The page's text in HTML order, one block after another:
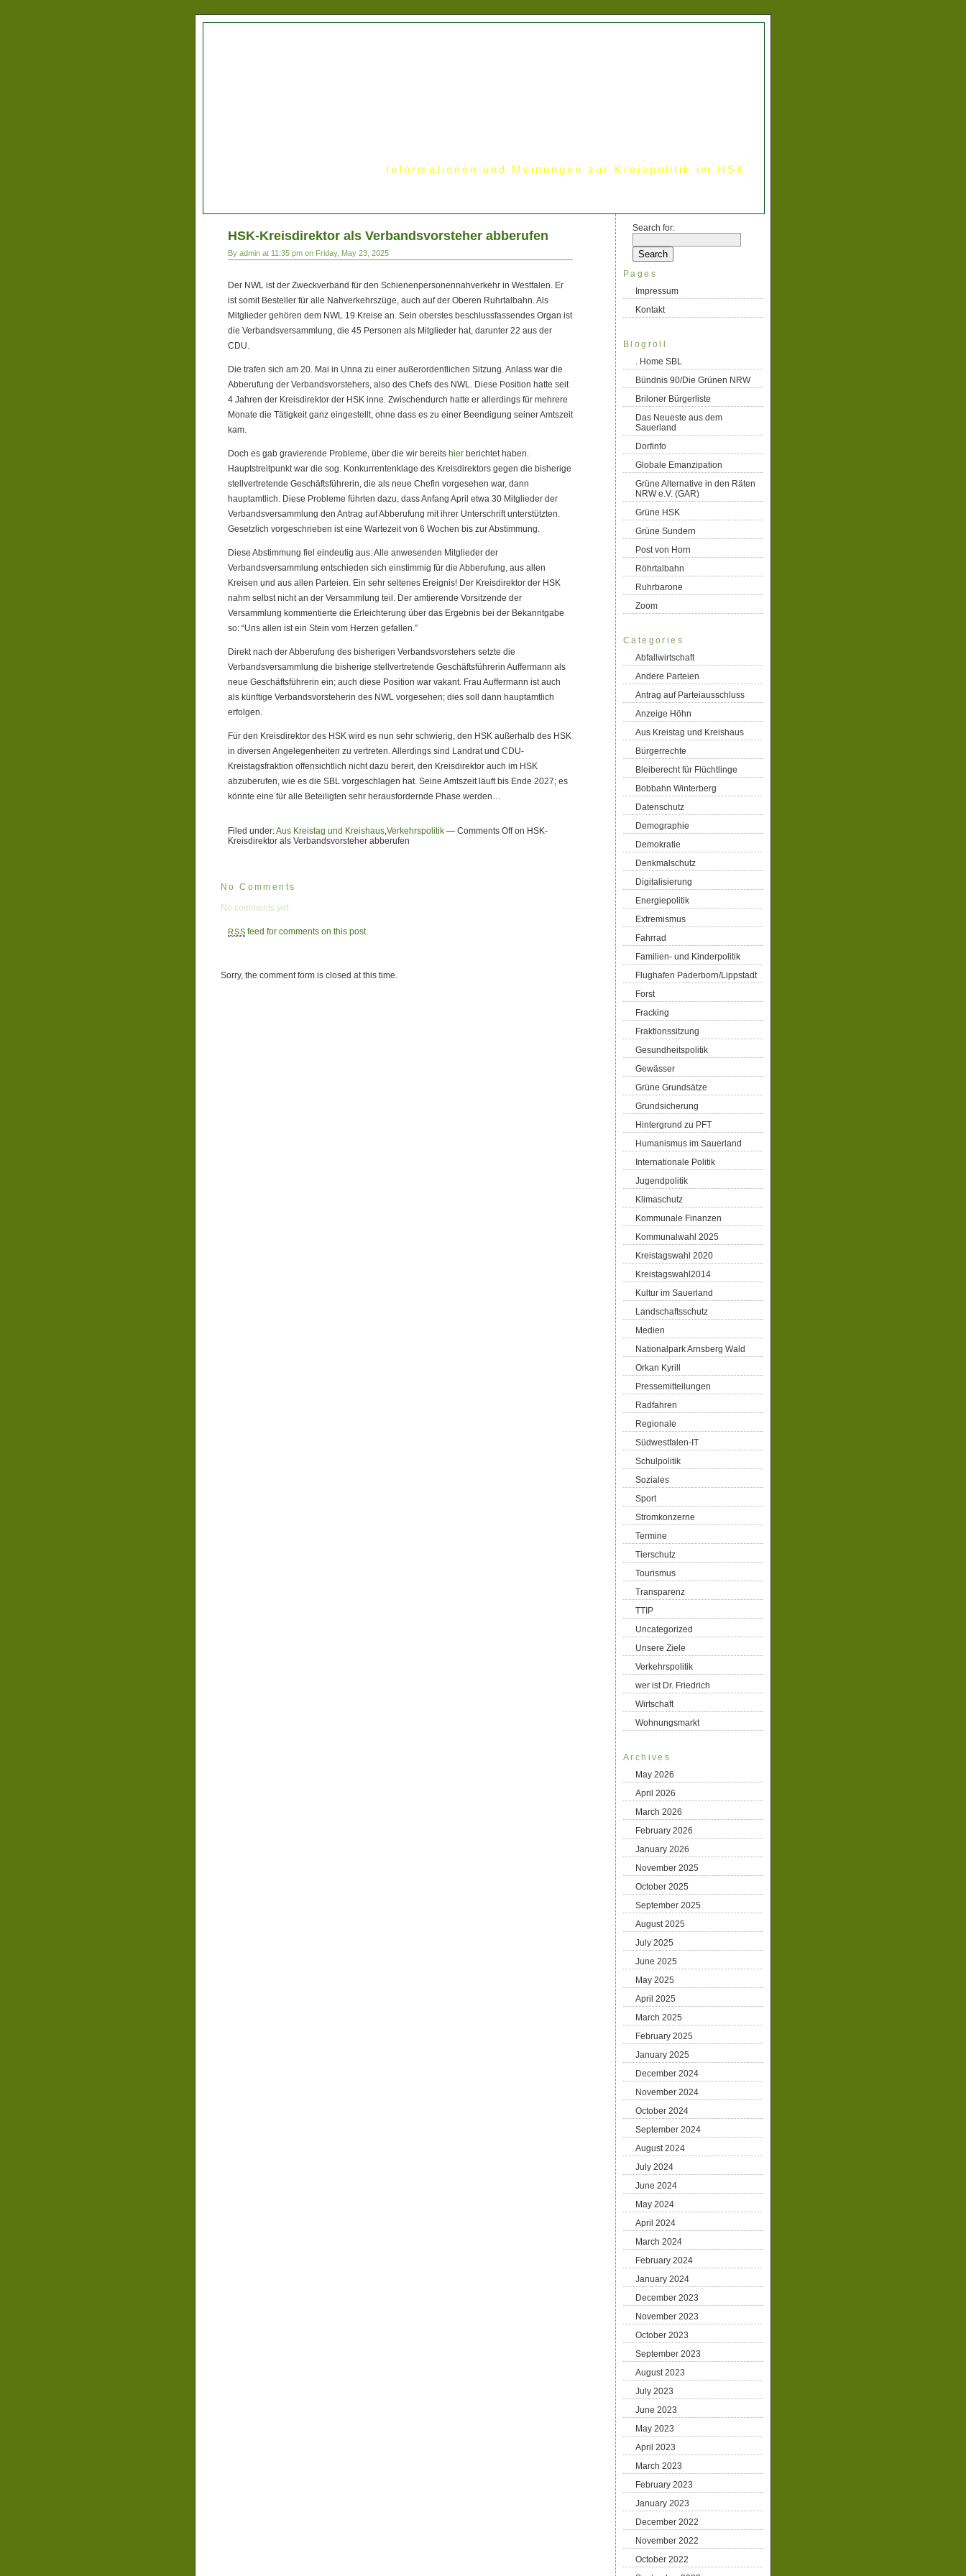
Informationen und Meinungen zur Kreispolitik im HSK
HSK-Kreisdirektor als Verbandsvorsteher abberufen
By admin at 11:35 pm on Friday, May 23, 2025
Der NWL ist der Zweckverband für den Schienenpersonennahverkehr in Westfalen. Er
ist somit Besteller für alle Nahverkehrszüge, auch auf der Oberen Ruhrtalbahn. Als
Mitglieder gehören dem NWL 19 Kreise an. Sein oberstes beschlussfassendes Organ ist
die Verbandsversammlung, die 45 Personen als Mitglieder hat, darunter 22 aus der
CDU.
Die trafen sich am 20. Mai in Unna zu einer außerordentlichen Sitzung. Anlass war die
Abberufung der Verbandsvorstehers, also des Chefs des NWL. Diese Position hatte seit
4 Jahren der Kreisdirektor der HSK inne. Zwischendurch hatte er allerdings für mehrere
Monate die Tätigkeit ganz eingestellt, ohne dass es zu einer Beendigung seiner Amtszeit
kam.
Doch es gab gravierende Probleme, über die wir bereits hier berichtet haben.
Hauptstreitpunkt war die sog. Konkurrentenklage des Kreisdirektors gegen die bisherige
stellvertretende Geschäftsführerin, die als neue Chefin vorgesehen war, dann
hauptamtlich. Diese Probleme führten dazu, dass Anfang April etwa 30 Mitglieder der
Verbandsversammlung den Antrag auf Abberufung mit ihrer Unterschrift unterstützten.
Gesetzlich vorgeschrieben ist eine Wartezeit von 6 Wochen bis zur Abstimmung.
Diese Abstimmung fiel eindeutig aus: Alle anwesenden Mitglieder der
Verbandsversammlung entschieden sich einstimmig für die Abberufung, aus allen
Kreisen und aus allen Parteien. Ein sehr seltenes Ereignis! Der Kreisdirektor der HSK
nahm selbst nicht an der Versammlung teil. Der amtierende Vorsitzende der
Versammlung kommentierte die Erleichterung über das Ergebnis bei der Bekanntgabe
so: “Uns allen ist ein Stein vom Herzen gefallen.”
Direkt nach der Abberufung des bisherigen Verbandsvorstehers setzte die
Verbandsversammlung die bisherige stellvertretende Geschäftsführerin Auffermann als
neue Geschäftsführerin ein; auch diese Position war vakant. Frau Auffermann ist auch
als künftige Verbandsvorsteherin des NWL vorgesehen; dies soll dann hauptamtlich
erfolgen.
Für den Kreisdirektor des HSK wird es nun sehr schwierig, den HSK außerhalb des HSK
in diversen Angelegenheiten zu vertreten. Allerdings sind Landrat und CDU-
Kreistagsfraktion offensichtlich nicht dazu bereit, den Kreisdirektor auch im HSK
abzuberufen, wie es die SBL vorgeschlagen hat. Seine Amtszeit läuft bis Ende 2027; es
könnte eine für alle Beteiligten sehr herausfordernde Phase werden…
Filed under:Aus Kreistag und Kreishaus,Verkehrspolitik — Comments Offon HSK-
Kreisdirektor als Verbandsvorsteher abberufen
No Comments
No comments yet.
RSS feed for comments on this post.
Sorry, the comment form is closed at this time.
Search for:
Pages
Impressum
Kontakt
Blogroll
. Home SBL
Bündnis 90/Die Grünen NRW
Briloner Bürgerliste
Das Neueste aus dem
Sauerland
Dorfinfo
Globale Emanzipation
Grüne Alternative in den Räten
NRW e.V. (GAR)
Grüne HSK
Grüne Sundern
Post von Horn
Röhrtalbahn
Ruhrbarone
Zoom
Categories
Abfallwirtschaft
Andere Parteien
Antrag auf Parteiausschluss
Anzeige Höhn
Aus Kreistag und Kreishaus
Bürgerrechte
Bleiberecht für Flüchtlinge
Bobbahn Winterberg
Datenschutz
Demographie
Demokratie
Denkmalschutz
Digitalisierung
Energiepolitik
Extremismus
Fahrrad
Familien- und Kinderpolitik
Flughafen Paderborn/Lippstadt
Forst
Fracking
Fraktionssitzung
Gesundheitspolitik
Gewässer
Grüne Grundsätze
Grundsicherung
Hintergrund zu PFT
Humanismus im Sauerland
Internationale Politik
Jugendpolitik
Klimaschutz
Kommunale Finanzen
Kommunalwahl 2025
Kreistagswahl 2020
Kreistagswahl2014
Kultur im Sauerland
Landschaftsschutz
Medien
Nationalpark Arnsberg Wald
Orkan Kyrill
Pressemitteilungen
Radfahren
Regionale
Südwestfalen-IT
Schulpolitik
Soziales
Sport
Stromkonzerne
Termine
Tierschutz
Tourismus
Transparenz
TTIP
Uncategorized
Unsere Ziele
Verkehrspolitik
wer ist Dr. Friedrich
Wirtschaft
Wohnungsmarkt
Archives
May 2026
April 2026
March 2026
February 2026
January 2026
November 2025
October 2025
September 2025
August 2025
July 2025
June 2025
May 2025
April 2025
March 2025
February 2025
January 2025
December 2024
November 2024
October 2024
September 2024
August 2024
July 2024
June 2024
May 2024
April 2024
March 2024
February 2024
January 2024
December 2023
November 2023
October 2023
September 2023
August 2023
July 2023
June 2023
May 2023
April 2023
March 2023
February 2023
January 2023
December 2022
November 2022
October 2022